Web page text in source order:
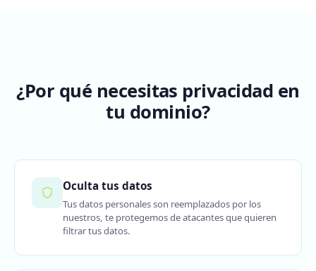
¿Por qué necesitas privacidad en
tu dominio?
Oculta tus datos
Tus datos personales son reemplazados por los
nuestros, te protegemos de atacantes que quieren
filtrar tus datos.